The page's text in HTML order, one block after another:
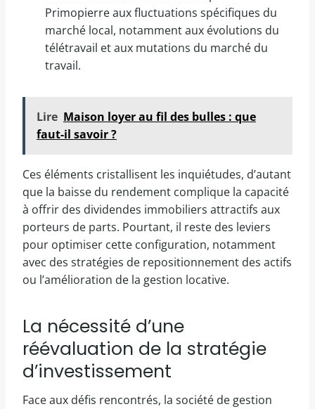
Primopierre aux fluctuations spécifiques du
marché local, notamment aux évolutions du
télétravail et aux mutations du marché du
travail.
Lire Maison loyer au fil des bulles : que
faut-il savoir ?
Ces éléments cristallisent les inquiétudes, d’autant
que la baisse du rendement complique la capacité
à offrir des dividendes immobiliers attractifs aux
porteurs de parts. Pourtant, il reste des leviers
pour optimiser cette configuration, notamment
avec des stratégies de repositionnement des actifs
ou l’amélioration de la gestion locative.
La nécessité d’une
réévaluation de la stratégie
d’investissement
Face aux défis rencontrés, la société de gestion